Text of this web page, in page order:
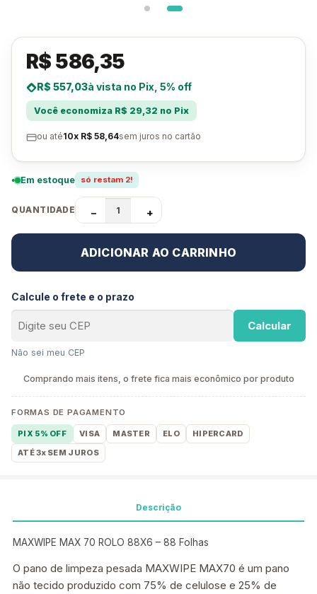
R$ 586,35
R$ 557,03à vista no Pix, 5% off
Você economiza R$ 29,32 no Pix
ou até10x R$ 58,64sem juros no cartão
Em estoque só restam 2!
QUANTIDADE − +
ADICIONAR AO CARRINHO
Calcule o frete e o prazo
Calcular
Não sei meu CEP
Comprando mais itens, o frete fica mais econômico por produto
FORMAS DE PAGAMENTO
PIX 5% OFF VISA MASTER ELO
HIPERCARD
ATÉ 3x SEM JUROS
Descrição
MAXWIPE MAX 70 ROLO 88X6 – 88 Folhas
O pano de limpeza pesada MAXWIPE MAX70 é um pano
não tecido produzido com 75% de celulose e 25% de